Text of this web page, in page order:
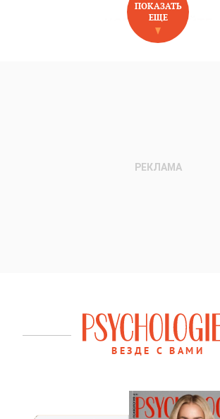
НОВОЕ НА САЙТЕ
ПОКАЗАТЬ
ЕЩЕ
ВЕЗДЕ С ВАМИ